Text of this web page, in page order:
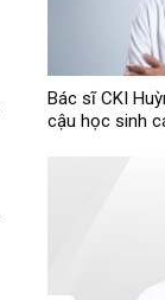
Bác sĩ CKI
cậu học sinh